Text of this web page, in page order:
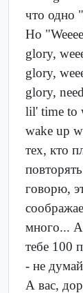
что одно
Но
glory,
glory,
glory,
lil' time to
wake up
тех, кто
говорю,
много...
тебе 100
- не
А вас,